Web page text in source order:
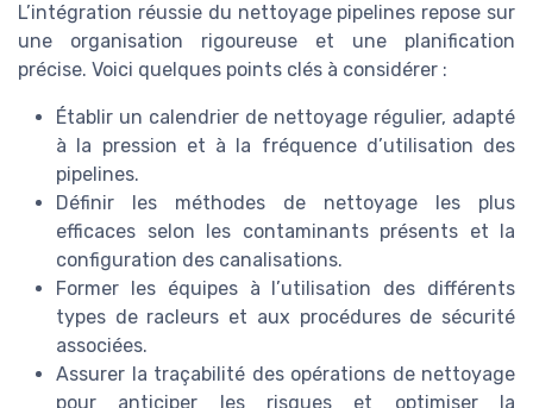
L’intégration réussie du nettoyage pipelines repose sur
une organisation rigoureuse et une planification
précise. Voici quelques points clés à considérer :
Établir un calendrier de nettoyage régulier, adapté
à la pression et à la fréquence d’utilisation des
pipelines.
Définir les méthodes de nettoyage les plus
efficaces selon les contaminants présents et la
configuration des canalisations.
Former les équipes à l’utilisation des différents
types de racleurs et aux procédures de sécurité
associées.
Assurer la traçabilité des opérations de nettoyage
pour anticiper les risques et optimiser la